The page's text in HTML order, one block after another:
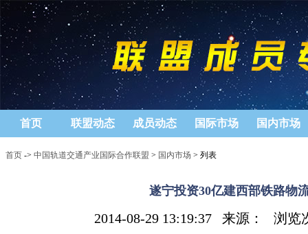
首页 联盟动态 成员动态 国际市场 国内市场
首页 -> 中国轨道交通产业国际合作联盟 > 国内市场 > 列表
遂宁投资30亿建西部铁路物
2014-08-29 13:19:37 来源： 浏览